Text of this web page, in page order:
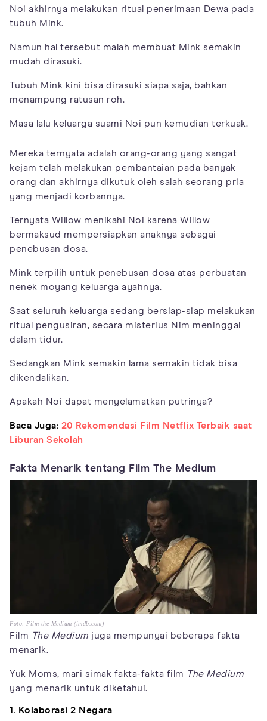
Noi akhirnya melakukan ritual penerimaan Dewa pada
tubuh Mink.
Namun hal tersebut malah membuat Mink semakin
mudah dirasuki.
Tubuh Mink kini bisa dirasuki siapa saja, bahkan
menampung ratusan roh.
Masa lalu keluarga suami Noi pun kemudian terkuak.
Mereka ternyata adalah orang-orang yang sangat
kejam telah melakukan pembantaian pada banyak
orang dan akhirnya dikutuk oleh salah seorang pria
yang menjadi korbannya.
Ternyata Willow menikahi Noi karena Willow
bermaksud mempersiapkan anaknya sebagai
penebusan dosa.
Mink terpilih untuk penebusan dosa atas perbuatan
nenek moyang keluarga ayahnya.
Saat seluruh keluarga sedang bersiap-siap melakukan
ritual pengusiran, secara misterius Nim meninggal
dalam tidur.
Sedangkan Mink semakin lama semakin tidak bisa
dikendalikan.
Apakah Noi dapat menyelamatkan putrinya?
Baca Juga: 20 Rekomendasi Film Netflix Terbaik saat
Liburan Sekolah
Fakta Menarik tentang Film The Medium
Foto: Film the Medium (imdb.com)
Film The Medium juga mempunyai beberapa fakta
menarik.
Yuk Moms, mari simak fakta-fakta film The Medium
yang menarik untuk diketahui.
1. Kolaborasi 2 Negara